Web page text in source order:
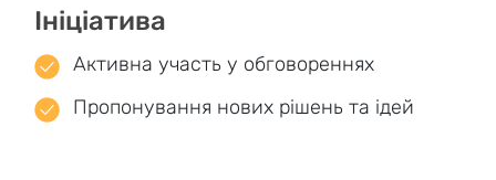
Ініціатива
Активна участь у обговореннях
Пропонування нових рішень та ідей